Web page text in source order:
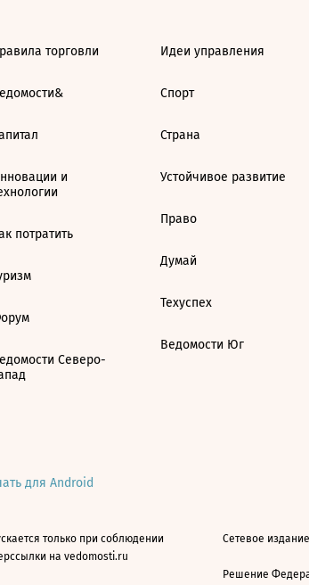
торговли
и
потратить
Северо-
Идеи управления
Спорт
Страна
Устойчивое развитие
Право
Думай
Техуспех
Ведомости Юг
для Android
только при соблюдении
на vedomosti.ru
Сетевое
Решение